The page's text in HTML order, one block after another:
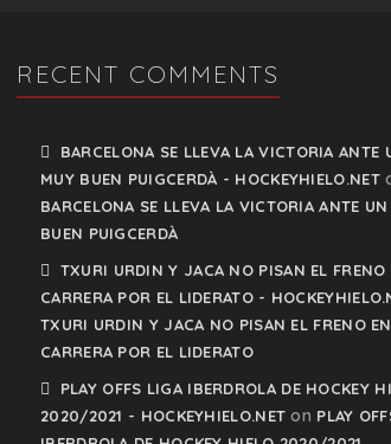
RECENT COMMENTS
BARCELONA SE LLEVA LA VICTORIA ANTE
MUY BUEN PUIGCERDÀ - HOCKEYHIELO.NET
BARCELONA SE LLEVA LA VICTORIA ANTE
BUEN PUIGCERDÀ
TXURI URDIN Y JACA NO PISAN EL FRENO
CARRERA POR EL LIDERATO -
TXURI URDIN Y JACA NO PISAN EL FRENO
CARRERA POR EL LIDERATO
PLAY OFFS LIGA IBERDROLA DE HOCKEY
2020/2021 - HOCKEYHIELO.NET on PLAY